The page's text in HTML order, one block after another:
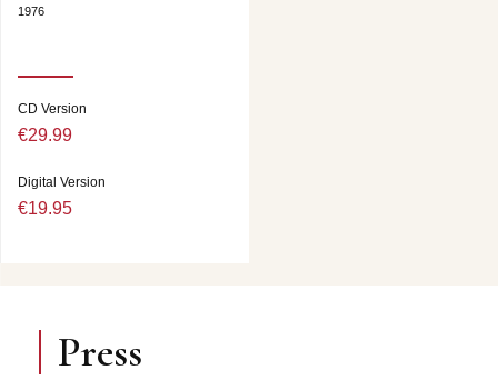
1976
CD Version
€29.99
Digital Version
€19.95
Press